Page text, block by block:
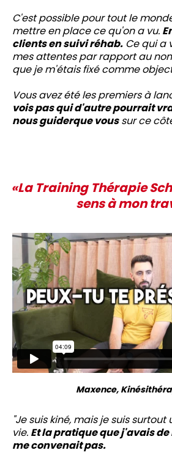
C'est possible pour tout le
mettre en place ce qu'on a vu.
clients en suivi réhab. Ce qui a
mes attentes par rapport au
que je m'étais fixé comme
Vous avez été les premiers à
vois pas qui d'autre pourrait
nous guiderque voussur ce
«La Training Thérapie
sens à mon
Maxence,
"Je suis kiné, mais je suis
vie. Et la pratique que j'avais
me convenait pas.